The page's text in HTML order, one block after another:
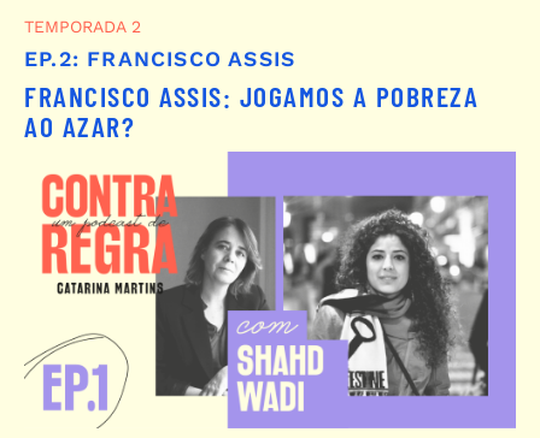
TEMPORADA 2
EP.2: FRANCISCO ASSIS
FRANCISCO ASSIS: JOGAMOS A POBREZA
AO AZAR?